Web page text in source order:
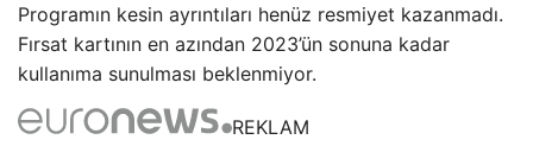
Programın kesin ayrıntıları henüz resmiyet kazanmadı.
Fırsat kartının en azından 2023’ün sonuna kadar
kullanıma sunulması beklenmiyor.
REKLAM